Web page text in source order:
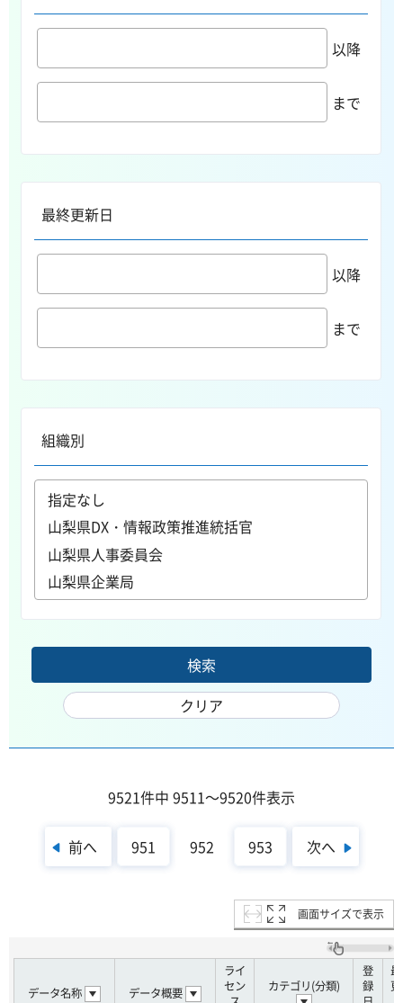
以降
まで
最終更新日
以降
まで
組織別
9521件中 9511～9520件表示
前へ 951 952 953 次へ
画面サイズで表示
データ名称 データ概要
ライ
セン
カテゴリ(分類)
登
録